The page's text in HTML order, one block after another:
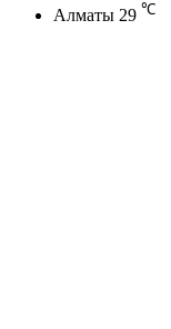
Алматы 29 ℃